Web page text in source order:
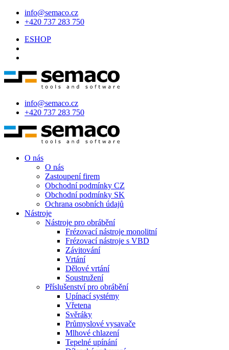
info@semaco.cz
+420 737 283 750
ESHOP
info@semaco.cz
+420 737 283 750
O nás
O nás
Zastoupení firem
Obchodní podmínky CZ
Obchodní podmínky SK
Ochrana osobních údajů
Nástroje
Nástroje pro obrábění
Frézovací nástroje monolitní
Frézovací nástroje s VBD
Závitování
Vrtání
Dělové vrtání
Soustružení
Příslušenství pro obrábění
Upínací systémy
Vřetena
Svěráky
Průmyslové vysavače
Mlhové chlazení
Tepelné upínání